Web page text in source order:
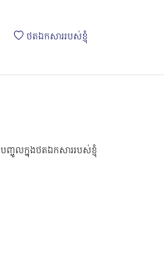
ថតឯកសាររបស់ខ្ញុំ
បញ្ចូលក្នុងថតឯកសាររបស់ខ្ញុំ